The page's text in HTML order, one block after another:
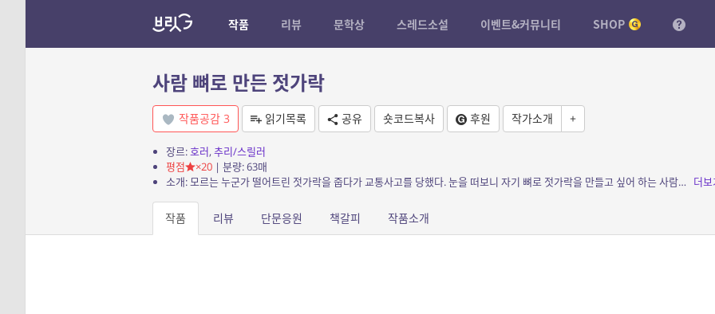
작품 리뷰 문학상 스레드소설 이벤트&커뮤니티 SHOP
사람 뼈로 만든 젓가락
작품공감 3 읽기목록 공유 숏코드복사 후원 작가소개 +
장르:호러, 추리/스릴러
평점
×20| 분량: 63매
소개: 모르는 누군가 떨어트린 젓가락을 줍다가 교통사고를 당했다. 눈을 떠보니 자기 뼈로 젓가락을 만들고 싶어 하는 사람과 엮여버렸다. 무료한 삶에 나타난 미스테리한 존재에게 주인공은 완... 더
작품 리뷰 단문응원 책갈피 작품소개